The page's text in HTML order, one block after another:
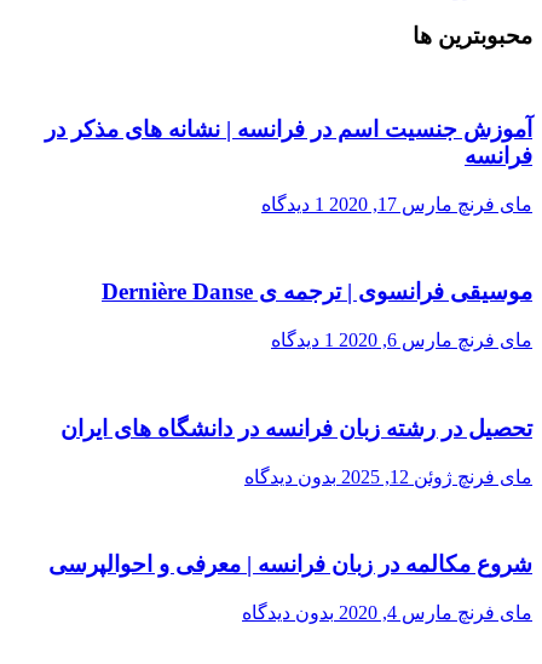
محبوبترین ها
آموزش جنسیت اسم در فرانسه | نشانه های مذکر در
فرانسه
مای فرنچ مارس 17, 2020 1 دیدگاه
موسیقی فرانسوی | ترجمه ی Dernière Danse
مای فرنچ مارس 6, 2020 1 دیدگاه
تحصیل در رشته زبان فرانسه در دانشگاه های ایران
مای فرنچ ژوئن 12, 2025 بدون دیدگاه
شروع مکالمه در زبان فرانسه | معرفی و احوالپرسی
مای فرنچ مارس 4, 2020 بدون دیدگاه